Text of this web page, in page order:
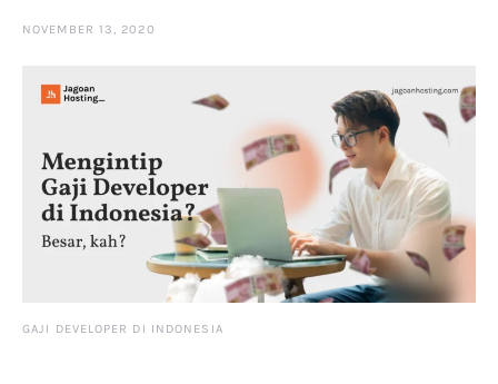
NOVEMBER 13, 2020
GAJI DEVELOPER DI INDONESIA